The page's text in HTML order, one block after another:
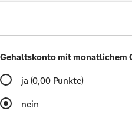
Gehaltskonto mit monatlichem
ja (0,00 Punkte)
nein